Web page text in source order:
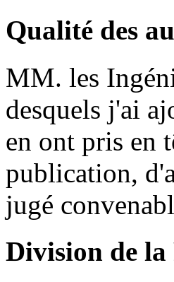
Qualité des
MM. les
desquels j'ai
en ont pris en
publication,
jugé
Division de la